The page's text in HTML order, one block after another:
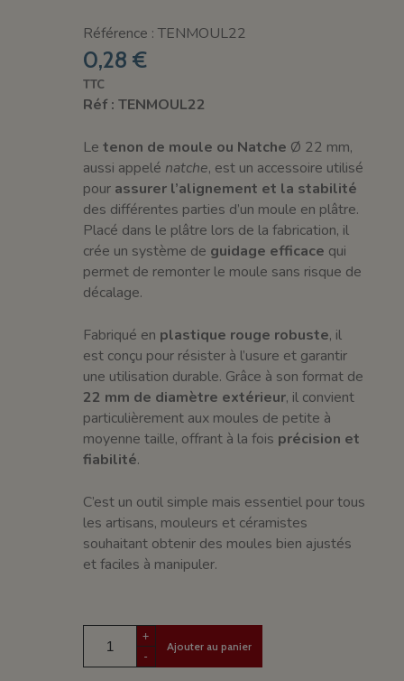
Référence : TENMOUL22
0,28 €
TTC
Réf : TENMOUL22
Letenon de moule ou Natche Ø 22 mm,
aussi appelé natche, est un accessoire utilisé
pour assurer l’alignement et la stabilité
des différentes parties d’un moule en plâtre.
Placé dans le plâtre lors de la fabrication, il
crée un système de guidage efficace qui
permet de remonter le moule sans risque de
décalage.
Fabriqué en plastique rouge robuste, il
est conçu pour résister à l’usure et garantir
une utilisation durable. Grâce à son format de
22 mm de diamètre extérieur, il convient
particulièrement aux moules de petite à
moyenne taille, offrant à la fois précision et
fiabilité.
C’est un outil simple mais essentiel pour tous
les artisans, mouleurs et céramistes
souhaitant obtenir des moules bien ajustés
et faciles à manipuler.
+
-
Ajouter au panier